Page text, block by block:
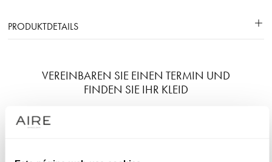
PRODUKTDETAILS
VEREINBAREN SIE EINEN TERMIN UND
FINDEN SIE IHR KLEID